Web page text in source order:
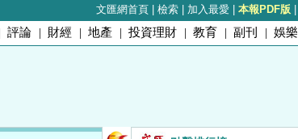
文匯網首頁 檢索 加入最愛 本報PDF版
評論 | 財經 | 地產 | 投資理財 | 教育 | 副刊 | 娛樂